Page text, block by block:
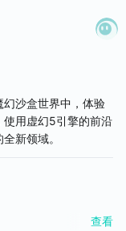
沙盒世界中，体验
使用虚幻5引擎的前沿
新领域。
查看